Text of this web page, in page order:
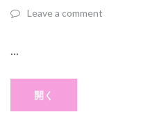
Leave a comment
...
開く